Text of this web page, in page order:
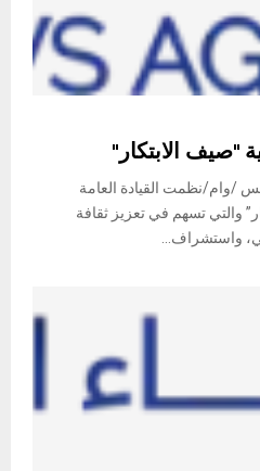
"صيف الابتكار"
دبي في 4 أغسطس /وام/نظمت القيادة العامة
والتي تسهم في تعزيز ثقافة
واستشراف...